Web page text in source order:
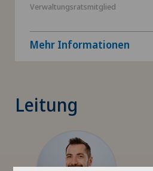
Verwaltungsratsmitglied
Mehr Informationen
Leitung